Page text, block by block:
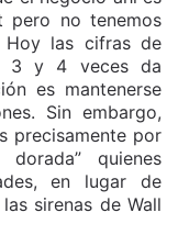
pero no tenemos
las cifras de
3 y 4 veces da
es mantenerse
Sin embargo,
precisamente por
quienes
en lugar de
sirenas de Wall